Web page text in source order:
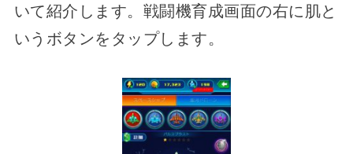
いて紹介します。戦闘機育成画面の右に肌と
いうボタンをタップします。